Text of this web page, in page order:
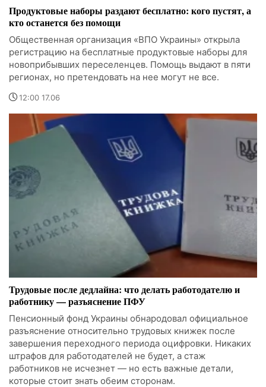
Продуктовые наборы раздают бесплатно: кого пустят, а
кто останется без помощи
Общественная организация «ВПО Украины» открыла
регистрацию на бесплатные продуктовые наборы для
новоприбывших переселенцев. Помощь выдают в пяти
регионах, но претендовать на нее могут не все.
12:00 17.06
Трудовые после дедлайна: что делать работодателю и
работнику — разъяснение ПФУ
Пенсионный фонд Украины обнародовал официальное
разъяснение относительно трудовых книжек после
завершения переходного периода оцифровки. Никаких
штрафов для работодателей не будет, а стаж
работников не исчезнет — но есть важные детали,
которые стоит знать обеим сторонам.